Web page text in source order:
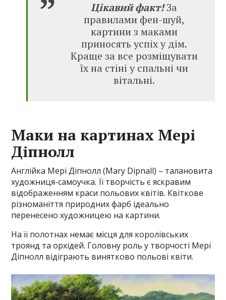
Цікавий факт!За
правилами фен-шуй,
картини з маками
приносять успіх у дім.
Краще за все розміщувати
їх на стіні у спальні чи
вітальні.
Маки на картинах Мері
Діпнолл
Англійка Мері Діпнолл (Mary Dipnall) – талановита
художниця-самоучка. Її творчість є яскравим
відображенням краси польових квітів. Квіткове
різноманіття природних фарб ідеально
перенесено художницею на картини.
На її полотнах немає місця для королівських
троянд та орхідей. Головну роль у творчості Мері
Діпнолл відіграють винятково польові квіти.